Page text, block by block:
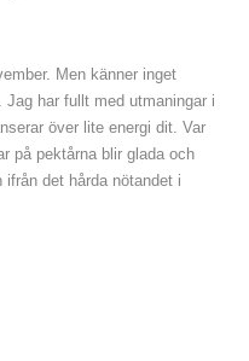
Men känner inget
har fullt med utmaningar i
över lite energi dit. Var
på pektårna blir glada och
det hårda nötandet i